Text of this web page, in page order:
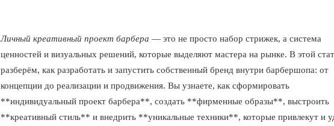
Личный креативный проект барбера — это не просто набор стрижек, а система
ценностей и визуальных решений, которые выделяют мастера на рынке. В этой
разберём, как разработать и запустить собственный бренд внутри барбершопа: от
концепции до реализации и продвижения. Вы узнаете, как сформировать
**индивидуальный проект барбера**, создать **фирменные образы**, выстроить
**креативный стиль** и внедрить **уникальные техники**, которые привлекут и